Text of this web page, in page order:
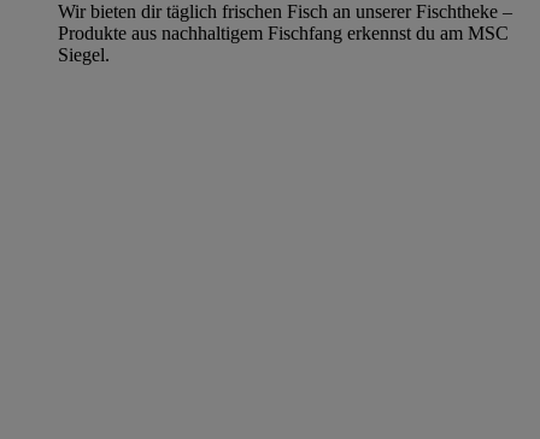
Wir bieten dir täglich frischen Fisch an unserer Fischtheke –
Produkte aus nachhaltigem Fischfang erkennst du am MSC
Siegel.